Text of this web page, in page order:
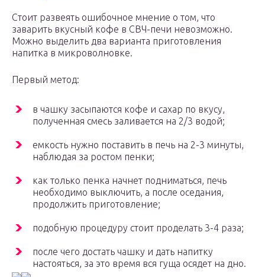
Стоит развеять ошибочное мнение о том, что
заварить вкусный кофе в СВЧ-печи невозможно.
Можно выделить два варианта приготовления
напитка в микроволновке.
Первый метод:
в чашку засыпаются кофе и сахар по вкусу,
полученная смесь заливается на 2/3 водой;
емкость нужно поставить в печь на 2-3 минуты,
наблюдая за ростом пенки;
как только пенка начнет подниматься, печь
необходимо выключить, а после оседания,
продолжить приготовление;
подобную процедуру стоит проделать 3-4 раза;
после чего достать чашку и дать напитку
настояться, за это время вся гуща осядет на дно.